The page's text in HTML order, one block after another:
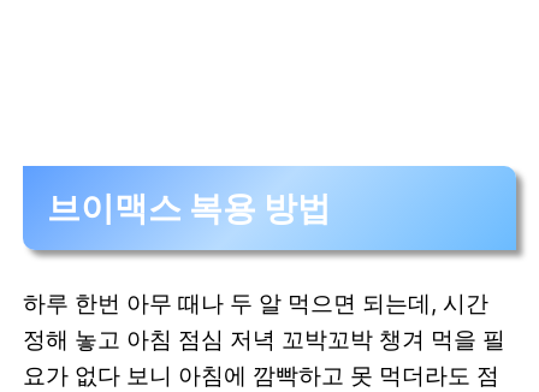
브이맥스 복용 방법
하루 한번 아무 때나 두 알 먹으면 되는데, 시간
정해 놓고 아침 점심 저녁 꼬박꼬박 챙겨 먹을 필
요가 없다 보니 아침에 깜빡하고 못 먹더라도 점